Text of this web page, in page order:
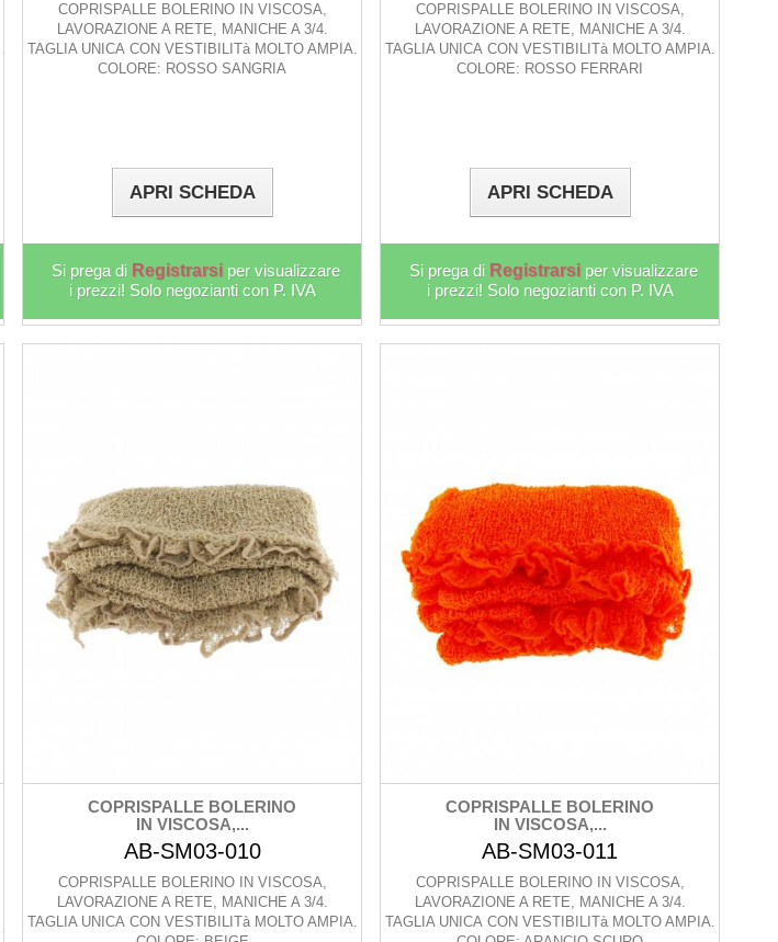
COPRISPALLE BOLERINO IN VISCOSA,
LAVORAZIONE A RETE, MANICHE A 3/4.
TAGLIA UNICA CON VESTIBILITà MOLTO AMPIA.
COLORE: ROSSO SANGRIA
APRI SCHEDA
Si prega di Registrarsi per visualizzare
i prezzi! Solo negozianti con P. IVA
COPRISPALLE BOLERINO IN VISCOSA,
LAVORAZIONE A RETE, MANICHE A 3/4.
TAGLIA UNICA CON VESTIBILITà MOLTO AMPIA.
COLORE: ROSSO FERRARI
APRI SCHEDA
Si prega di Registrarsi per visualizzare
i prezzi! Solo negozianti con P. IVA
COPRISPALLE BOLERINO
IN VISCOSA,...
AB-SM03-010
COPRISPALLE BOLERINO IN VISCOSA,
LAVORAZIONE A RETE, MANICHE A 3/4.
TAGLIA UNICA CON VESTIBILITà MOLTO AMPIA.
COPRISPALLE BOLERINO
IN VISCOSA,...
AB-SM03-011
COPRISPALLE BOLERINO IN VISCOSA,
LAVORAZIONE A RETE, MANICHE A 3/4.
TAGLIA UNICA CON VESTIBILITà MOLTO AMPIA.